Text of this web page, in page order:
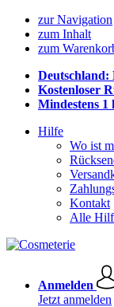
zur Navigation
zum Inhalt
zum
Deutschland:
Kostenloser
Mindestens 1
Hilfe
Wo ist
Kontakt
Alle
Anmelden
Jetzt anmelden